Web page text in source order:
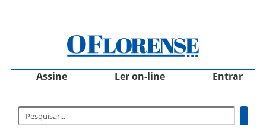
Assine Ler on-line Entrar